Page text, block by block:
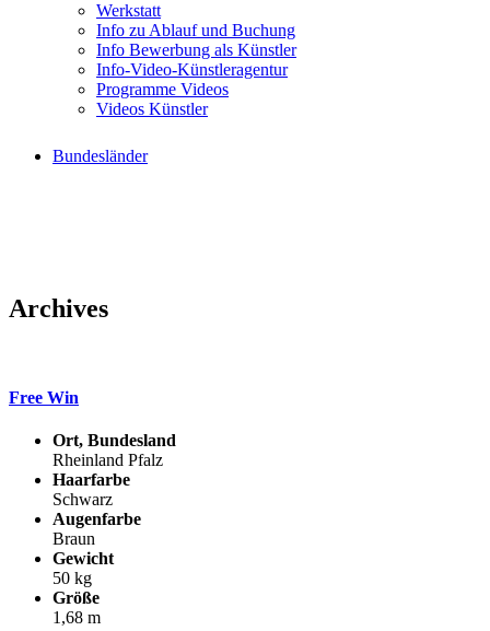
Werkstatt
Info zu Ablauf und Buchung
Info Bewerbung als Künstler
Info-Video-Künstleragentur
Programme Videos
Videos Künstler
Bundesländer
Archives
Free Win
Ort, Bundesland
Rheinland Pfalz
Haarfarbe
Schwarz
Augenfarbe
Braun
Gewicht
50 kg
Größe
1,68 m